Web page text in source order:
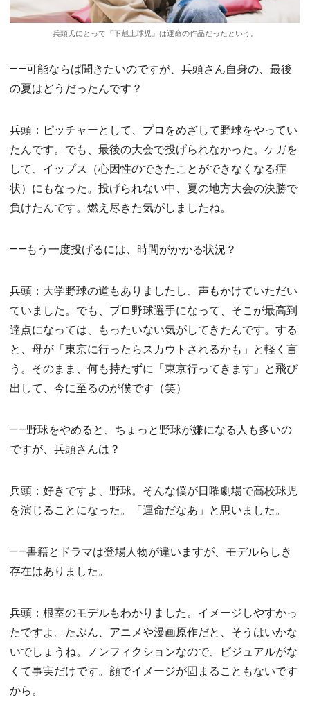
兵頭氏にとって『下剋上球児』は運命の作品だったという。
――可能ならば聞きたいのですが、兵頭さん自身の、最後
の夏はどうだったんです？
兵頭：ピッチャーとして、プロをめざして野球をやってい
たんです。でも、最後の大会で投げられなかった。ケガを
して、イップス（心因性のできたことができなくなる症
状）にもなった。投げられない中、夏の地方大会の決勝で
負けたんです。燃え尽きた気がしましたね。
――もう一度投げるには、時間がかかる状況？
兵頭：大学野球の道もありましたし、声もかけていただい
ていました。でも、プロ野球選手になって、そこが最高到
達点になっては、もったいない気がしてきたんです。する
と、母が「東京に行ったらスカウトされるかも」と軽く言
う。そのまま、何も持たずに「東京行ってきます」と飛び
出して、今に至るのが僕です（笑）
――野球をやめると、ちょっと野球が嫌になる人も多いの
ですが、兵頭さんは？
兵頭：好きですよ、野球。そんな僕が日曜劇場で高校球児
を演じることになった。「運命だなあ」と思いました。
――書籍とドラマは登場人物が違いますが、モデルらしき
存在はありました。
兵頭：根室のモデルもわかりました。イメージしやすかっ
たですよ。たぶん、アニメや漫画原作だと、そうはいかな
いでしょうね。ノンフィクションなので、ビジュアルがな
くて事実だけです。顔でイメージが固まることもないです
から。